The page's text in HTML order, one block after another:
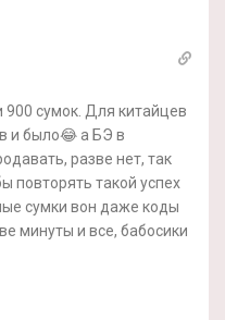
900 сумок. Для китайцев
и было😂 а БЭ в
разве нет, так
повторять такой успех
сумки вон даже коды
минуты и все, бабосики